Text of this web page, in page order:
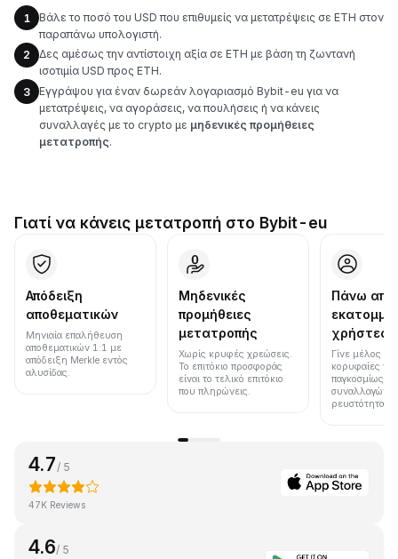
1
Βάλε το ποσό του USD που επιθυμείς να μετατρέψεις σε ETH στον
παραπάνω υπολογιστή.
2
Δες αμέσως την αντίστοιχη αξία σε ETH με βάση τη ζωντανή
ισοτιμία USD προς ETH.
3
Εγγράψου για έναν δωρεάν λογαριασμό Bybit-eu για να
μετατρέψεις, να αγοράσεις, να πουλήσεις ή να κάνεις
συναλλαγές με το crypto με μηδενικές προμήθειες
μετατροπής.
Γιατί να κάνεις μετατροπή στο Bybit-eu
Απόδειξη
αποθεματικών
Μηνιαία επαλήθευση
αποθεματικών 1:1 με
απόδειξη Merkle εντός
αλυσίδας.
Μηδενικές
προμήθειες
μετατροπής
Χωρίς κρυφές χρεώσεις.
Το επιτόκιο προσφοράς
είναι το τελικό επιτόκιο
που πληρώνεις.
Πάνω από
χρήστες
Γίνε μέλος
κορυφαίες
παγκοσμίως
συναλλαγών
ρευστότητα.
4.7 / 5
47K Reviews
4.6/ 5